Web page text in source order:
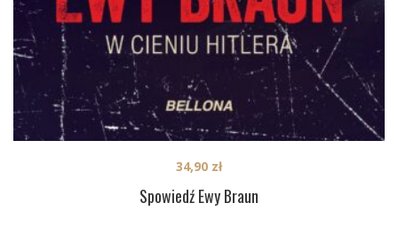
Spowiedź Ewy Braun
34,90 zł